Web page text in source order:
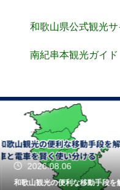
和歌山県公式観光サ
南紀串本観光ガイド
2026.08.06
和歌山観光の便利な移動手段を